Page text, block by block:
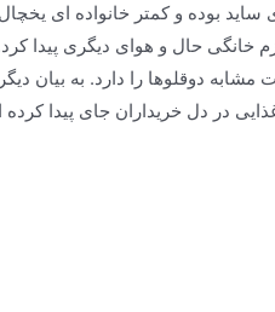
بوده و کمتر خانواده ای
خانگی حال و هوای دیگری پیدا
دوقلوها را دارد. به بیان
در دل خریداران جای پیدا کرده